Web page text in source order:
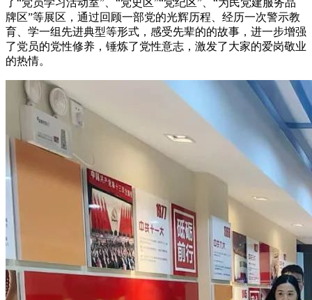
牌区”等展区，通过回顾一部党的光辉历程、经历一次警示教
育、学一组先进典型等形式，感受先辈的的故事，进一步增强
了党员的党性修养，锤炼了党性意志，激发了大家的爱岗敬业
的热情。